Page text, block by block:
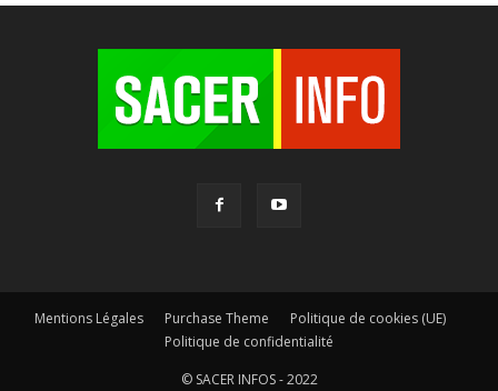
Mentions Légales Purchase Theme
Politique de cookies (UE)
Politique de confidentialité
© SACER INFOS - 2022